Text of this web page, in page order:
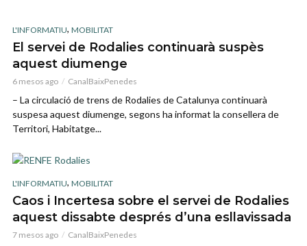
L'INFORMATIU, MOBILITAT
El servei de Rodalies continuarà suspès
aquest diumenge
6 mesos ago CanalBaixPenedes
– La circulació de trens de Rodalies de Catalunya continuarà
suspesa aquest diumenge, segons ha informat la consellera de
Territori, Habitatge...
L'INFORMATIU, MOBILITAT
Caos i Incertesa sobre el servei de Rodalies
aquest dissabte després d’una esllavissada
7 mesos ago CanalBaixPenedes